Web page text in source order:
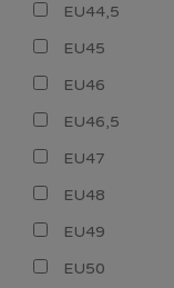
EU44,5
EU45
EU46
EU46,5
EU47
EU48
EU49
EU50